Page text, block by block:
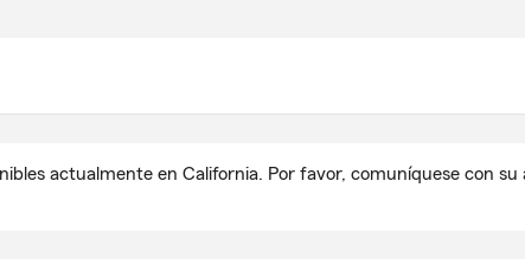
actualmente en California. Por favor, comuníquese con